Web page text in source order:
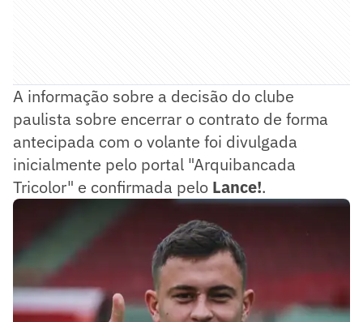
A informação sobre a decisão do clube
paulista sobre encerrar o contrato de forma
antecipada com o volante foi divulgada
inicialmente pelo portal "Arquibancada
Tricolor" e confirmada pelo Lance!.